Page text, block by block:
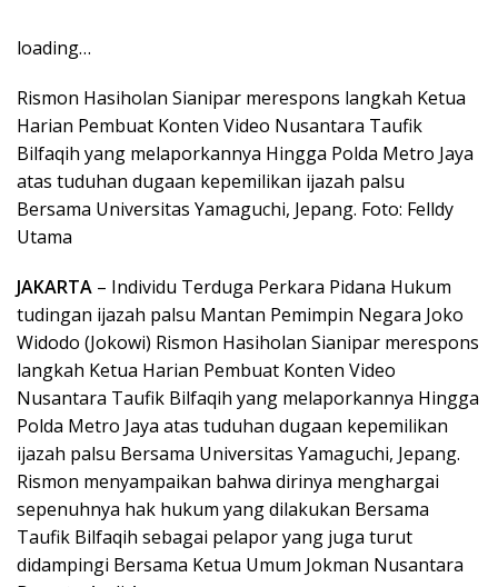
loading…
Rismon Hasiholan Sianipar merespons langkah Ketua
Harian Pembuat Konten Video Nusantara Taufik
Bilfaqih yang melaporkannya Hingga Polda Metro Jaya
atas tuduhan dugaan kepemilikan ijazah palsu
Bersama Universitas Yamaguchi, Jepang. Foto: Felldy
Utama
JAKARTA – Individu Terduga Perkara Pidana Hukum
tudingan ijazah palsu Mantan Pemimpin Negara Joko
Widodo (Jokowi) Rismon Hasiholan Sianipar merespons
langkah Ketua Harian Pembuat Konten Video
Nusantara Taufik Bilfaqih yang melaporkannya Hingga
Polda Metro Jaya atas tuduhan dugaan kepemilikan
ijazah palsu Bersama Universitas Yamaguchi, Jepang.
Rismon menyampaikan bahwa dirinya menghargai
sepenuhnya hak hukum yang dilakukan Bersama
Taufik Bilfaqih sebagai pelapor yang juga turut
didampingi Bersama Ketua Umum Jokman Nusantara